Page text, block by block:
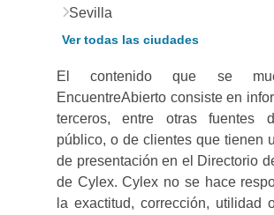
Sevilla
Ver todas las ciudades
El contenido que se
EncuentreAbierto consiste en
terceros, entre otras fuentes
público, o de clientes que tienen
de presentación en el Directorio
de Cylex. Cylex no se hace
la exactitud, corrección, utilidad